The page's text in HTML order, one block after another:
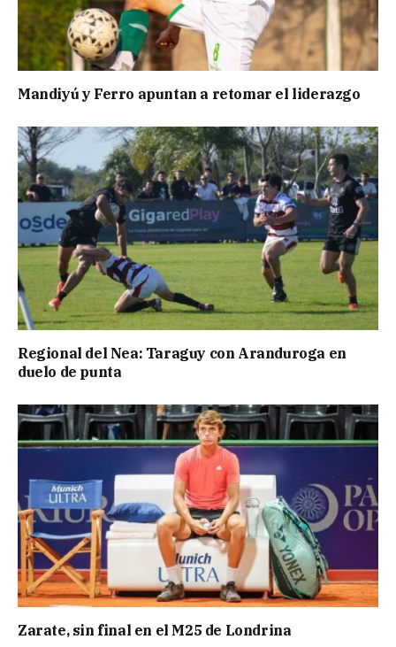
Mandiyú y Ferro apuntan a retomar el liderazgo
Regional del Nea: Taraguy con Aranduroga en
duelo de punta
Zarate, sin final en el M25 de Londrina